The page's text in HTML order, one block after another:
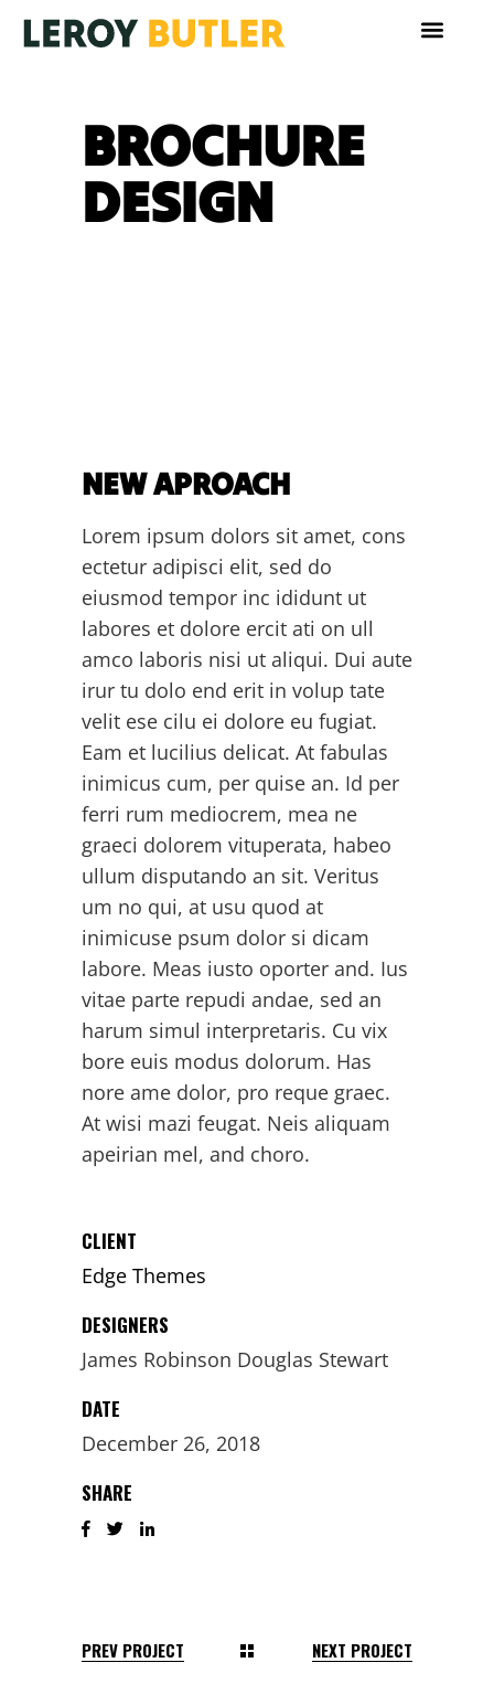
BROCHURE
DESIGN
NEW APROACH
Lorem ipsum dolors sit amet, cons
ectetur adipisci elit, sed do
eiusmod tempor inc ididunt ut
labores et dolore ercit ati on ull
amco laboris nisi ut aliqui. Dui aute
irur tu dolo end erit in volup tate
velit ese cilu ei dolore eu fugiat.
Eam et lucilius delicat. At fabulas
inimicus cum, per quise an. Id per
ferri rum mediocrem, mea ne
graeci dolorem vituperata, habeo
ullum disputando an sit. Veritus
um no qui, at usu quod at
inimicuse psum dolor si dicam
labore. Meas iusto oporter and. Ius
vitae parte repudi andae, sed an
harum simul interpretaris. Cu vix
bore euis modus dolorum. Has
nore ame dolor, pro reque graec.
At wisi mazi feugat. Neis aliquam
apeirian mel, and choro.
CLIENT
Edge Themes
DESIGNERS
James Robinson Douglas Stewart
DATE
December 26, 2018
SHARE
PREV PROJECT NEXT PROJECT